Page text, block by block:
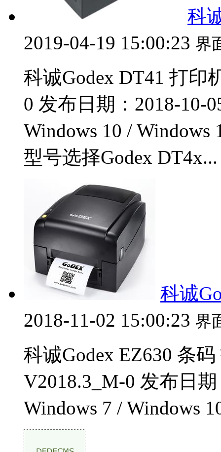
科
2019-04-19 15:00:23 界
科诚Godex DT41 打印
0 发布日期：2018-10-
Windows 10 /
型号选择Godex DT4x...
科诚
2018-11-02 15:00:23 界
科诚Godex EZ630 条
V2018.3_M-0 发布日
Windows 7 / Windows